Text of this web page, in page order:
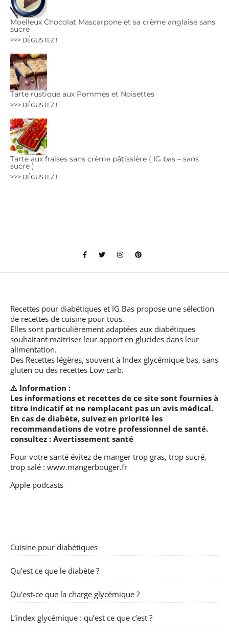
Moelleux Chocolat Mascarpone et sa crème anglaise sans
sucre
>>> DÉGUSTEZ !
Tarte rustique aux Pommes et Noisettes
>>> DÉGUSTEZ !
Tarte aux fraises sans crème pâtissière ( IG bas – sans
sucre )
>>> DÉGUSTEZ !
Recettes pour diabétiques et IG Bas propose une sélection
de recettes de cuisine pour tous.
Elles sont particulièrement adaptées aux diabétiques
souhaitant maitriser leur apport en glucides dans leur
alimentation.
Des Recettes légères, souvent à Index glycémique bas, sans
gluten ou des recettes Low carb.
⚠️ Information :
Les informations et recettes de ce site sont fournies à
titre indicatif et ne remplacent pas un avis médical.
En cas de diabète, suivez en priorité les
recommandations de votre professionnel de santé.
consultez : Avertissement santé
Pour votre santé évitez de manger trop gras, trop sucré,
trop salé : www.mangerbouger.fr
Apple podcasts
Cuisine pour diabétiques
Qu’est ce que le diabète ?
Qu’est-ce que la charge glycémique ?
L’index glycémique : qu’est ce que c’est ?